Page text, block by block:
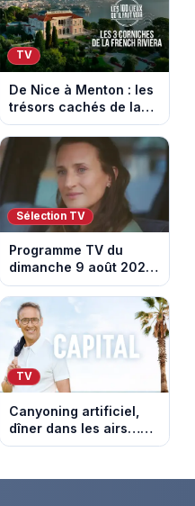
TV
De Nice à Menton : les
trésors cachés de la
French Riviera dévoilés
dans les 100 lieux qu'il
faut voir
Sélection TV
Programme TV du
dimanche 9 août 2026
: notre sélection pour
votre soirée télé
TV
Canyoning artificiel,
dîner dans les airs…
les loisirs les plus fous
Capital